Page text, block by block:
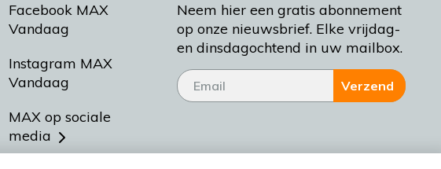
Facebook MAX
Vandaag
Instagram MAX
Vandaag
MAX op sociale
media
Neem hier een gratis abonnement
op onze nieuwsbrief. Elke vrijdag-
en dinsdagochtend in uw mailbox.
Verzend